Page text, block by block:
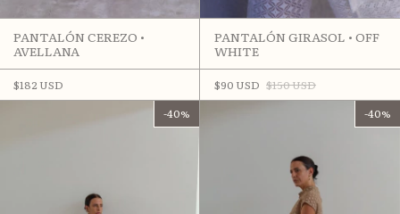
PANTALÓN CEREZO •
AVELLANA
$182 USD
PANTALÓN GIRASOL • OFF
WHITE
$90 USD $150 USD
-40% -40%